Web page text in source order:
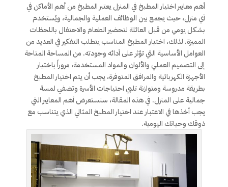
أهم معايير اختيار المطبخ في المنزل يعتبر المطبخ من أهم الأماكن في
أي منزل، حيث يجمع بين الوظائف العملية والجمالية، ويُستخدم
بشكل يومي من قبل العائلة لتحضير الطعام والاحتفال باللحظات
المميزة. لذلك، اختيار المطبخ المناسب يتطلب التفكير في العديد من
العوامل الأساسية التي تؤثر على أدائه وجودته. من المساحة المتاحة
إلى التصميم العملي والألوان والمواد المستخدمة، مروراً باختيار
الأجهزة الكهربائية والمرافق المتوفرة، يجب أن يتم اختيار المطبخ
بطريقة مدروسة ومتوازنة تلبي احتياجات الأسرة وتضفي لمسة
جمالية على المنزل. في هذه المقالة، سنستعرض أهم المعايير التي
يجب أخذها في الاعتبار عند اختيار المطبخ المثالي الذي يتناسب مع
ذوقك وحياتك اليومية.